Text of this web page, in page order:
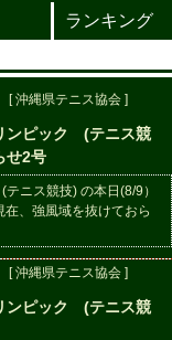
ランキング
[ 沖縄県テニス協会 ]
ンピック (テニス競
せ2号
ニス競技) の本日(8/9）
、強風域を抜けておら
[ 沖縄県テニス協会 ]
ンピック (テニス競